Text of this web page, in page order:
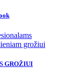
grožiui
GROŽIUI